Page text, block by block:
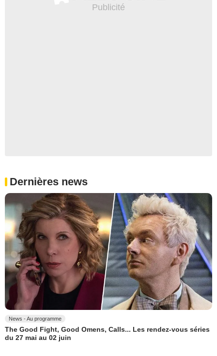
Dernières news
News - Au programme
The Good Fight, Good Omens, Calls... Les rendez-vous séries
du 27 mai au 02 juin